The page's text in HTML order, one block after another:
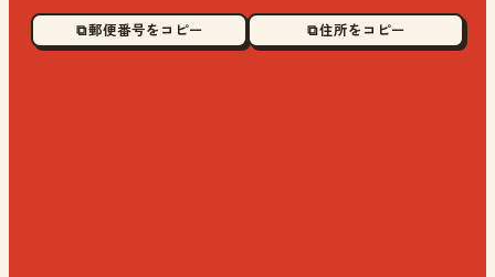
⧉ 郵便番号をコピー ⧉ 住所をコピー